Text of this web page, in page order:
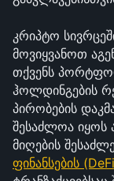
კრიპტო
მოვიყვანოთ
თქვენს
ჰოლდინგების
პირობების
შესაძლოა იყოს
მიღების
ფინანსების